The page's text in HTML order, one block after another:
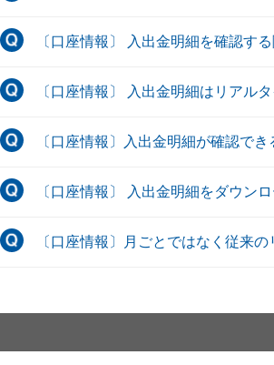
〔口座情報〕 入出金明細を確認す
〔口座情報〕 入出金明細はリアル
〔口座情報〕入出金明細が確認でき
〔口座情報〕 入出金明細をダウン
〔口座情報〕月ごとではなく従来